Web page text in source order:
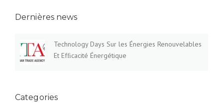
Dernières news
Technology Days Sur les Énergies Renouvelables
Et Efﬁcacité Énergétique
Categories